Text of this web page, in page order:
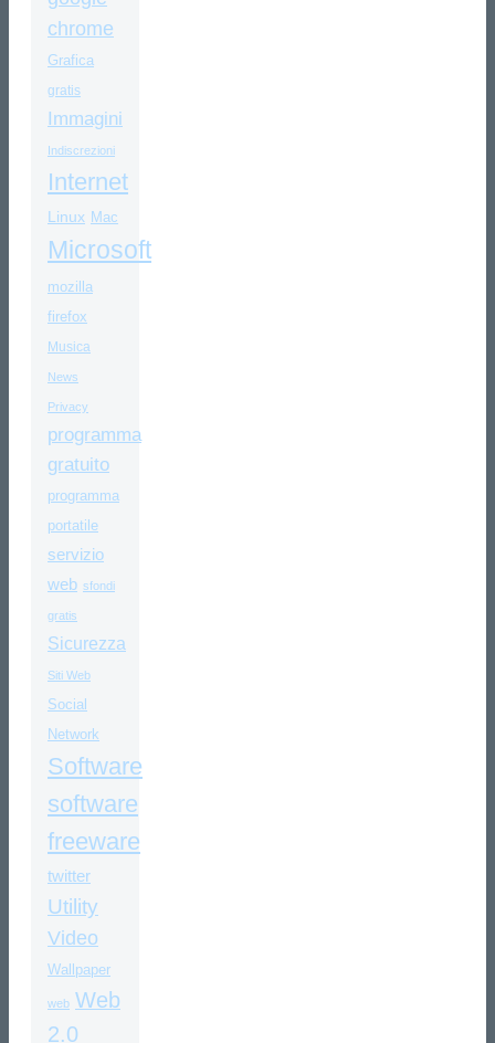
chrome
Grafica
gratis
Immagini
Indiscrezioni
Internet
Linux Mac
Microsoft
mozilla
firefox
Musica
News
Privacy
programma
gratuito
programma
portatile
servizio
web sfondi
gratis
Sicurezza
Siti Web
Social
Network
Software
software
freeware
twitter
Utility
Video
Wallpaper
web Web
2.0